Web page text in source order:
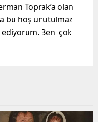
Toprak’a olan
bu hoş unutulmaz
Beni çok